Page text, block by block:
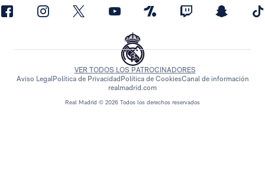
Real Madrid © 2026 Todos los derechos reservados
VER TODOS LOS PATROCINADORES
Aviso LegalPolítica de Privacidad Política de CookiesCanal de información
realmadrid.com